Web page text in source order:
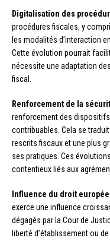
Digitalisation des
procédures fiscales, y
les modalités d’interaction
Cette évolution pourrait
nécessite une adaptation
fiscal.
Renforcement de la
renforcement des
contribuables. Cela se
rescrits fiscaux et une plus
ses pratiques. Ces
contentieux liés aux
Influence du droit
exerce une influence
dégagés par la Cour de
liberté d’établissement ou